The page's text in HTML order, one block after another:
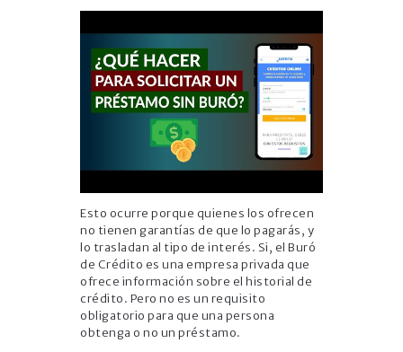
Esto ocurre porque quienes los ofrecen
no tienen garantías de que lo pagarás, y
lo trasladan al tipo de interés. Si, el Buró
de Crédito es una empresa privada que
ofrece información sobre el historial de
crédito. Pero no es un requisito
obligatorio para que una persona
obtenga o no un préstamo.